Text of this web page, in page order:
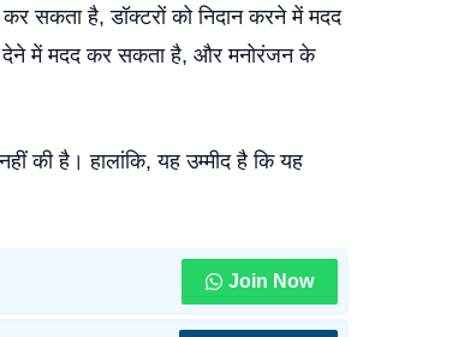
सकता है, डॉक्टरों को निदान करने में मदद
देने में मदद कर सकता है, और मनोरंजन के
की है। हालांकि, यह उम्मीद है कि यह
Join Now